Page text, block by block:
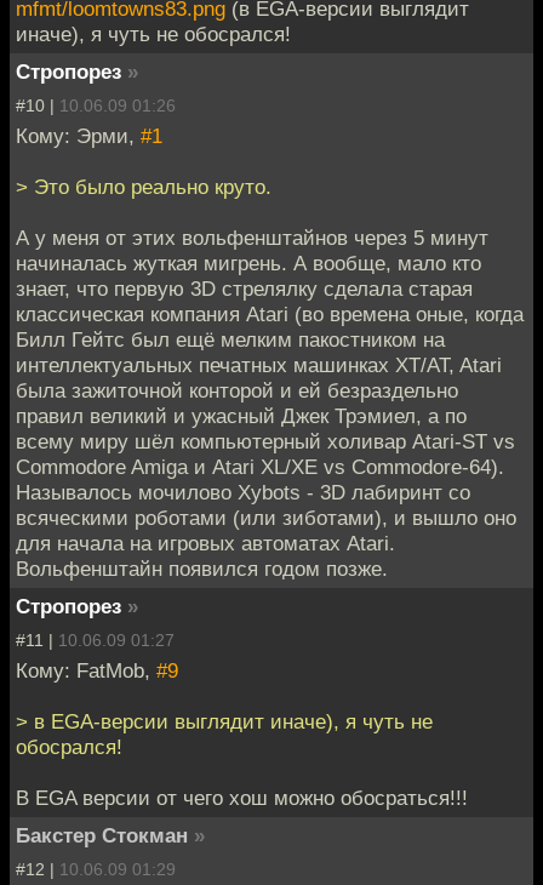
mfmt/loomtowns83.png (в EGA-версии выглядит
иначе), я чуть не обосрался!
Стропорез »
#10 | 10.06.09 01:26
Кому: Эрми, #1
> Это было реально круто.
А у меня от этих вольфенштайнов через 5 минут
начиналась жуткая мигрень. А вообще, мало кто
знает, что первую 3D стрелялку сделала старая
классическая компания Atari (во времена оные, когда
Билл Гейтс был ещё мелким пакостником на
интеллектуальных печатных машинках XT/AT, Atari
была зажиточной конторой и ей безраздельно
правил великий и ужасный Джек Трэмиел, а по
всему миру шёл компьютерный холивар Atari-ST vs
Commodore Amiga и Atari XL/XE vs Commodore-64).
Называлось мочилово Xybots - 3D лабиринт со
всяческими роботами (или зиботами), и вышло оно
для начала на игровых автоматах Atari.
Вольфенштайн появился годом позже.
Стропорез »
#11 | 10.06.09 01:27
Кому: FatMob, #9
> в EGA-версии выглядит иначе), я чуть не
обосрался!
В EGA версии от чего хош можно обосраться!!!
Бакстер Стокман »
#12 | 10.06.09 01:29